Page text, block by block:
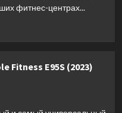
фитнес-центрах...
Fitness E95S (2023)